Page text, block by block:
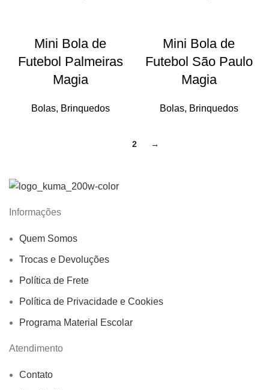
Mini Bola de
Futebol Palmeiras
Magia
Bolas, Brinquedos
Mini Bola de
Futebol São Paulo
Magia
Bolas, Brinquedos
2 →
Informações
Quem Somos
Trocas e Devoluções
Política de Frete
Política de Privacidade e Cookies
Programa Material Escolar
Atendimento
Contato